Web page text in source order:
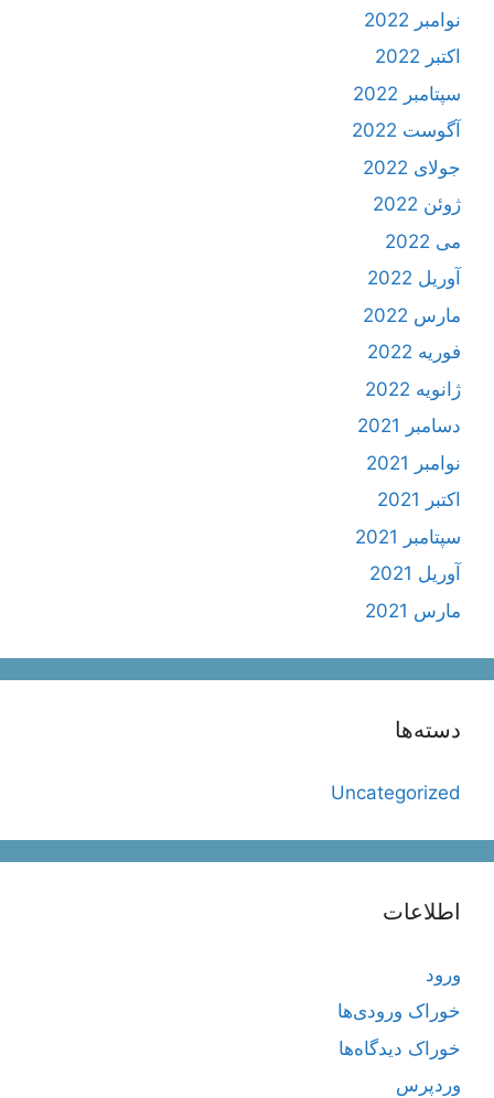
نوامبر 2022
اکتبر 2022
سپتامبر 2022
آگوست 2022
جولای 2022
ژوئن 2022
می 2022
آوریل 2022
مارس 2022
فوریه 2022
ژانویه 2022
دسامبر 2021
نوامبر 2021
اکتبر 2021
سپتامبر 2021
آوریل 2021
مارس 2021
دسته‌ها
Uncategorized
اطلاعات
ورود
خوراک ورودی‌ها
خوراک دیدگاه‌ها
وردپرس